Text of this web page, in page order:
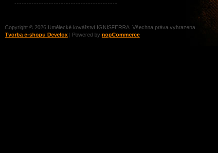
Copyright © 2026 Umělecké kovářství IGNISFERRA. Všechna práva vyhrazena.
Tvorba e-shopu Develox | Powered by nopCommerce